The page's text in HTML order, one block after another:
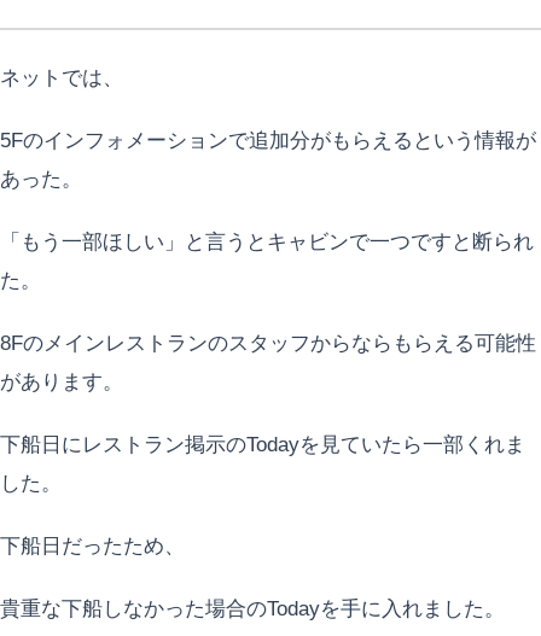
ネットでは、
5Fのインフォメーションで追加分がもらえるという情報が
あった。
「もう一部ほしい」と言うとキャビンで一つですと断られ
た。
8Fのメインレストランのスタッフからならもらえる可能性
があります。
下船日にレストラン掲示のTodayを見ていたら一部くれま
した。
下船日だったため、
貴重な下船しなかった場合のTodayを手に入れました。